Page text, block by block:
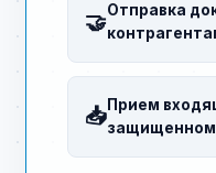
🤝Отправка
📥Прием
защищенном